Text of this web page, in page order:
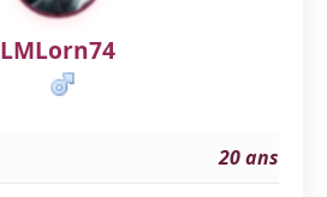
LMLorn74
20 ans